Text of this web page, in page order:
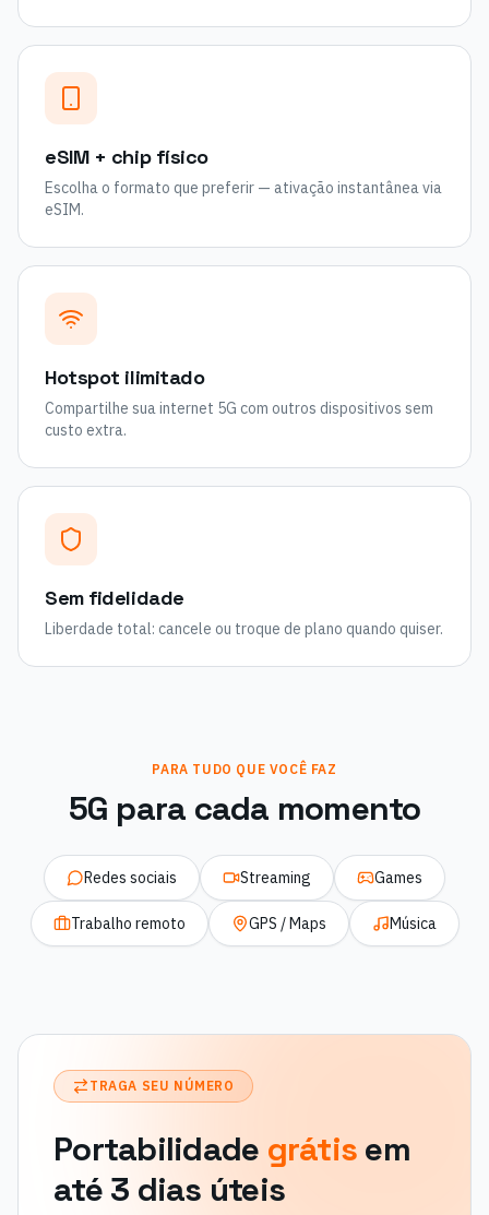
eSIM + chip físico
Escolha o formato que preferir — ativação instantânea via
eSIM.
Hotspot ilimitado
Compartilhe sua internet 5G com outros dispositivos sem
custo extra.
Sem fidelidade
Liberdade total: cancele ou troque de plano quando quiser.
PARA TUDO QUE VOCÊ FAZ
5G para cada momento
Redes sociais Streaming Games
Trabalho remoto GPS / Maps Música
TRAGA SEU NÚMERO
Portabilidade grátis em
até 3 dias úteis